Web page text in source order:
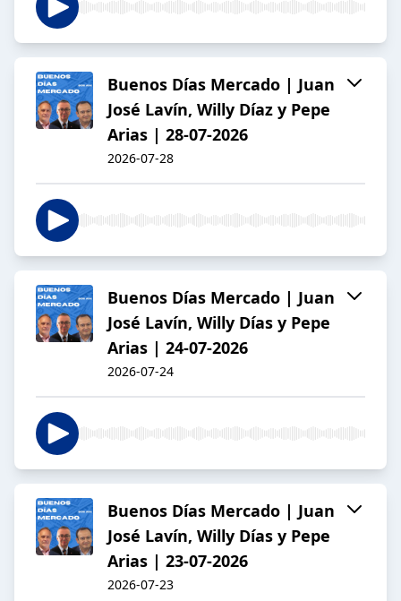
Buenos Días Mercado | Juan
José Lavín, Willy Díaz y Pepe
Arias | 28-07-2026
2026-07-28
Buenos Días Mercado | Juan
José Lavín, Willy Días y Pepe
Arias | 24-07-2026
2026-07-24
Buenos Días Mercado | Juan
José Lavín, Willy Días y Pepe
Arias | 23-07-2026
2026-07-23